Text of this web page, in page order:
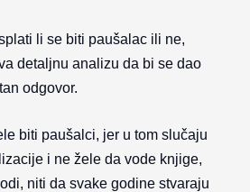
li se biti paušalac ili ne,
detaljnu analizu da bi se dao
odgovor.
biti paušalci, jer u tom slučaju
i ne žele da vode knjige,
niti da svake godine stvaraju